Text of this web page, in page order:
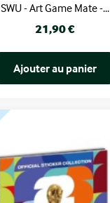
SWU - Art Game Mate -...
Prix
21,90 €
Ajouter au panier